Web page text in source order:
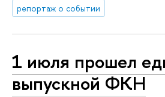
репортаж о событии
1 июля прошел
выпускной ФКН